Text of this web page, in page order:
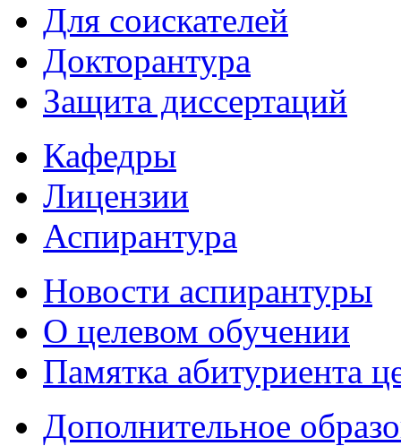
Для соискателей
Докторантура
Защита диссертаций
Кафедры
Лицензии
Аспирантура
Новости аспирантуры
О целевом обучении
Памятка абитуриента
Дополнительное